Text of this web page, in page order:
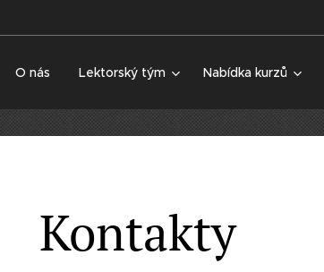
O nás Lektorský tým Nabídka kurzů
Kontakty